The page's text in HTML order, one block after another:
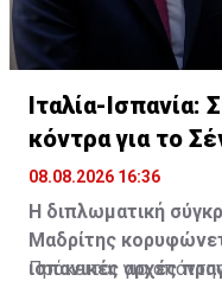
Ιταλία-Ισπανία:
κόντρα για το
08.08.2026 16:36
Η διπλωματική
Μαδρίτης
ισπανικές αρχές
Πρόκειται για